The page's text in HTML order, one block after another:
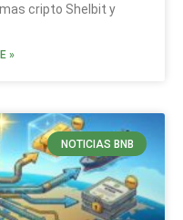
cripto Shelbit y
»
NOTICIAS BNB